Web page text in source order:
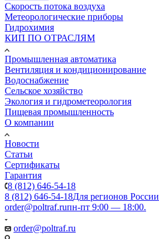
Скорость потока воздуха
Метеорологические приборы
Гидрохимия
КИП ПО ОТРАСЛЯМ
Промышленная автоматика
Вентиляция и кондиционирование
Водоснабжение
Сельское хозяйство
Экология и гидрометеорология
Пищевая промышленность
О компании
Новости
Статьи
Сертификаты
Гарантия
8 (812) 646-54-18
8 (812) 646-54-18Для регионов России
order@poltraf.ruпн-пт 9:00 — 18:00.
order@poltraf.ru